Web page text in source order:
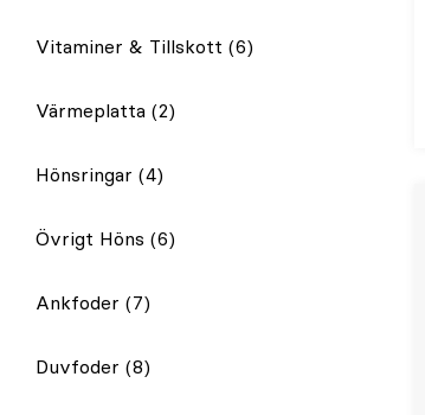
Vitaminer & Tillskott (6)
Värmeplatta (2)
Hönsringar (4)
Övrigt Höns (6)
Ankfoder (7)
Duvfoder (8)